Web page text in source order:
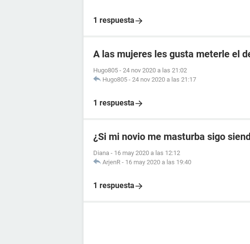
1 respuesta
A las mujeres les gusta meterle el
Hugo805 - 24 nov 2020 a las 21:02
Hugo805 - 24 nov 2020 a las 21:17
1 respuesta
¿Si mi novio me masturba sigo
Diana - 16 may 2020 a las 12:12
ArjenR - 16 may 2020 a las 19:40
1 respuesta